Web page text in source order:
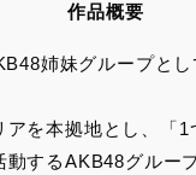
作品概要
姉妹グループと
アを本拠地とし、「
動するAKB48グルー